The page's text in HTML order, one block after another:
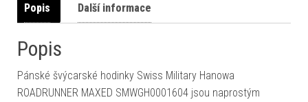
Popis Další informace
Popis
Pánské švýcarské hodinky Swiss Military Hanowa
ROADRUNNER MAXED SMWGH0001604 jsou naprostým